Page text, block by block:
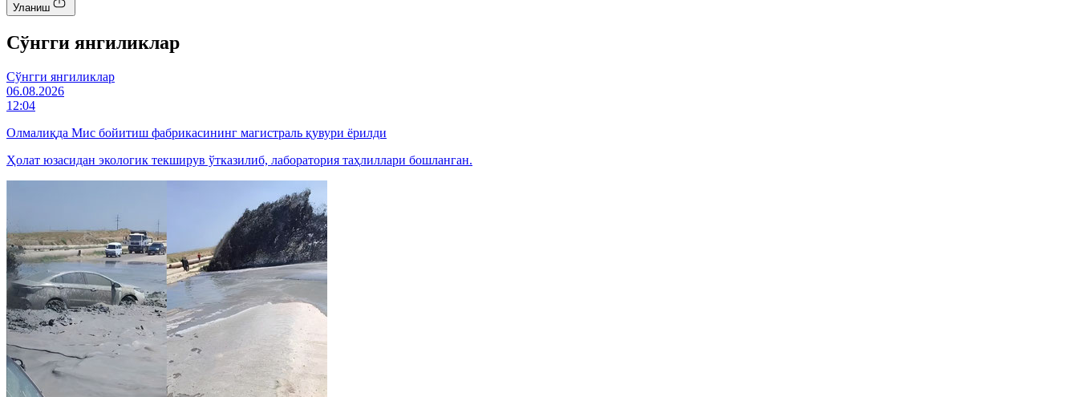
Уланиш
Cўнгги янгиликлар
Cўнгги янгиликлар
06.08.2026
12:04
Олмалиқда Мис бойитиш фабрикасининг магистраль қувури ёрилди
Ҳолат юзасидан экологик текширув ўтказилиб, лаборатория таҳлиллари бошланган.